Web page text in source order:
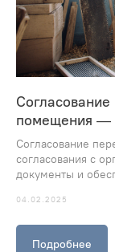
помещения —
Согласование
согласования с
документы и
04.02.2025
Подробнее